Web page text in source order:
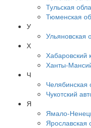
Тульская
Тюменская
У
Ульяновская
Х
Хабаровский
Ханты-
Ч
Челябинская
Чукотский
Я
Ямало-
Ярославская